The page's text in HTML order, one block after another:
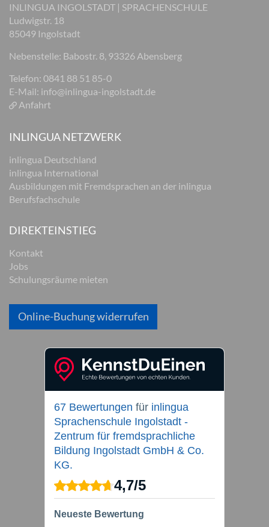
INLINGUA INGOLSTADT | SPRACHENSCHULE
Ludwigstr. 18
85049 Ingolstadt
Nebenstelle: Babostr. 8, 93326 Abensberg
Telefon: 0841 88 51 85-0
E-Mail: info@inlingua-ingolstadt.de
Anfahrt
INLINGUA NETZWERK
inlingua Deutschland
inlingua International
Ausbildungen mit Fremdsprachen an der inlingua
Berufsfachschule
DIREKTEINSTIEG
Kontakt
Jobs
Schulungsräume mieten
Online-Buchung widerrufen
67 Bewertungen für inlingua
Sprachenschule Ingolstadt -
Zentrum für fremdsprachliche
Bildung Ingolstadt GmbH & Co.
KG.
4,7/5
Neueste Bewertung